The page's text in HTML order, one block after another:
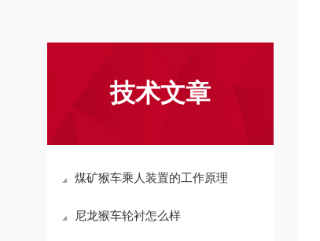
技术文章
煤矿猴车乘人装置的工作原理
尼龙猴车轮衬怎么样